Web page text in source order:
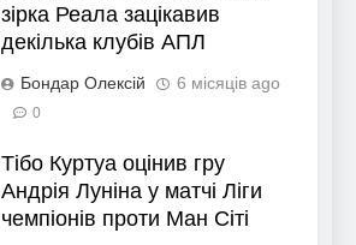
зірка Реала зацікавив
декілька клубів АПЛ
Бондар Олексій 6 місяців ago
0
Тібо Куртуа оцінив гру
Андрія Луніна у матчі Ліги
чемпіонів проти Ман Сіті